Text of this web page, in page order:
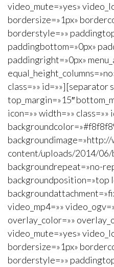
video_mute=»yes»
bordersize=»1px»
borderstyle=»»
paddingbottom=»0px»
paddingright=»0px»
class=»» id=»»][separator
top_margin=»15″
icon=»» width=»»
content/uploads/2014/06/
backgroundrepeat=»no-
backgroundposition=»top
video_mp4=»»
overlay_color=»»
video_mute=»yes»
bordersize=»1px»
borderstyle=»»